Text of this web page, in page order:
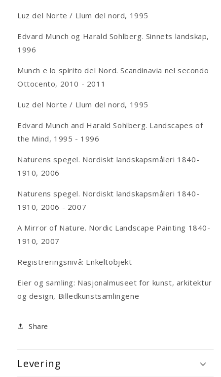
Luz del Norte / Llum del nord, 1995
Edvard Munch og Harald Sohlberg. Sinnets landskap,
1996
Munch e lo spirito del Nord. Scandinavia nel secondo
Ottocento, 2010 - 2011
Luz del Norte / Llum del nord, 1995
Edvard Munch and Harald Sohlberg. Landscapes of
the Mind, 1995 - 1996
Naturens spegel. Nordiskt landskapsmåleri 1840-
1910, 2006
Naturens spegel. Nordiskt landskapsmåleri 1840-
1910, 2006 - 2007
A Mirror of Nature. Nordic Landscape Painting 1840-
1910, 2007
Registreringsnivå: Enkeltobjekt
Eier og samling: Nasjonalmuseet for kunst, arkitektur
og design, Billedkunstsamlingene
Share
Levering